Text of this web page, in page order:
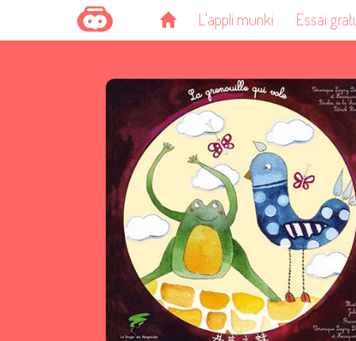
L'appli munki Essai